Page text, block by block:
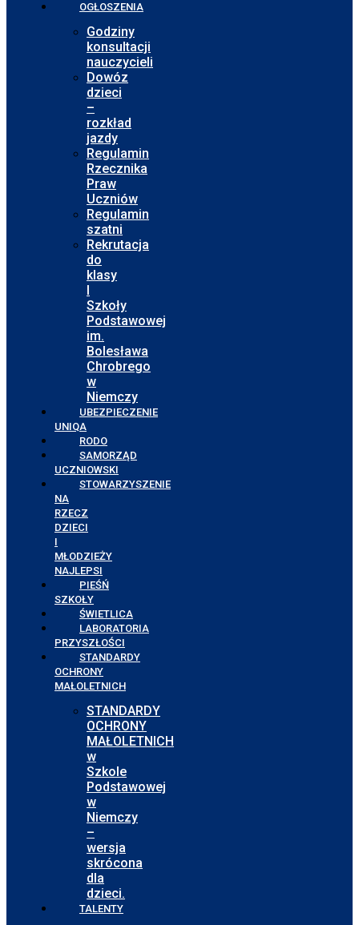
OGŁOSZENIA
Godziny
konsultacji
nauczycieli
Dowóz
dzieci
–
rozkład
jazdy
Regulamin
Rzecznika
Praw
Uczniów
Regulamin
szatni
Rekrutacja
do
klasy
I
Szkoły
Podstawowej
im.
Bolesława
Chrobrego
w
Niemczy
UBEZPIECZENIE
UNIQA
RODO
SAMORZĄD
UCZNIOWSKI
STOWARZYSZENIE
NA
RZECZ
DZIECI
I
MŁODZIEŻY
NAJLEPSI
PIEŚŃ
SZKOŁY
ŚWIETLICA
LABORATORIA
PRZYSZŁOŚCI
STANDARDY
OCHRONY
MAŁOLETNICH
STANDARDY
OCHRONY
MAŁOLETNICH
w
Szkole
Podstawowej
w
Niemczy
–
wersja
skrócona
dla
dzieci.
TALENTY